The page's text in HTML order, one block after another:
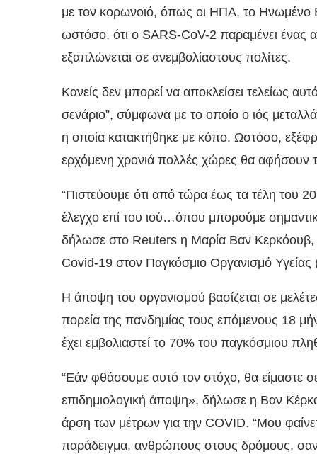
με τον κορωνοϊό, όπως οι ΗΠΑ, το Ηνωμένο
ωστόσο, ότι ο SARS-CoV-2 παραμένει ένας
εξαπλώνεται σε ανεμβολίαστους πολίτες.
Κανείς δεν μπορεί να αποκλείσει τελείως
σενάριο”, σύμφωνα με το οποίο ο ιός
η οποία κατακτήθηκε με κόπο. Ωστόσο,
ερχόμενη χρονιά πολλές χώρες θα αφήσουν
“Πιστεύουμε ότι από τώρα έως τα τέλη του
έλεγχο επί του ιού…όπου μπορούμε
δήλωσε στο Reuters η Μαρία Βαν Κερκόουβ,
Covid-19 στον Παγκόσμιο Οργανισμό
Η άποψη του οργανισμού βασίζεται σε
πορεία της πανδημίας τους επόμενους 18
έχει εμβολιαστεί το 70% του παγκόσμιου
“Εάν φθάσουμε αυτό τον στόχο, θα είμαστε
επιδημιολογική άποψη», δήλωσε η Βαν
άρση των μέτρων για την COVID. “Μου
παράδειγμα, ανθρώπους στους δρόμους, σαν